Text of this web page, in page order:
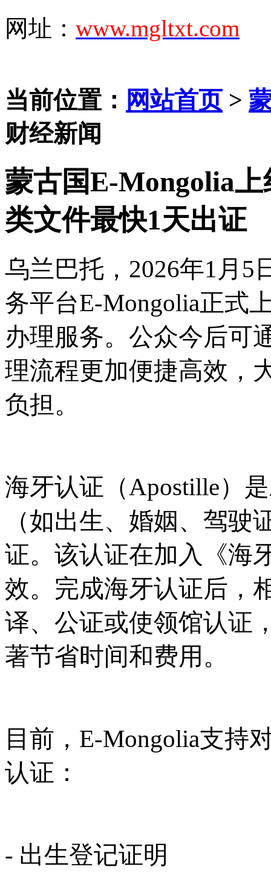
网址： www.mgltxt.com
当前位置： 网站首页>
财经新闻
蒙古国E-Mongolia
类文件最快1天出证
乌兰巴托， 2026年1月
务平台E-Mongolia正式
办理服务。公众今后可
理流程更加便捷高效，
负担。
海牙认证（Apostille）
（如出生、婚姻、驾
证。该认证在加入《海
效。完成海牙认证后，
译、公证或使领馆认证
著节省时间和费用。
目前， E-Mongolia支持
认证：
- 出生登记证明